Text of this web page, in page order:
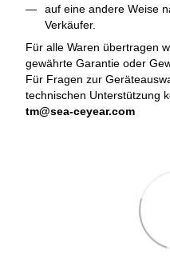
auf eine andere Weise
Verkäufer.
Für alle Waren übertragen
gewährte Garantie oder
Für Fragen zur
technischen Unterstützung
tm@sea-ceyear.com